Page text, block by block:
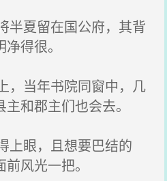
夏留在国公府，其背
得很。
当年书院同窗中，几
和郡主们也会去。
眼，且想要巴结的
风光一把。